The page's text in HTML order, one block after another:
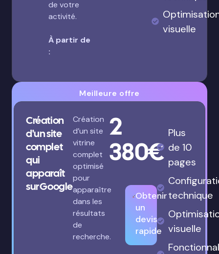
de votre
activité.
À partir de
:
visuelle
Meilleure offre
Création
d'un site
complet
qui
apparaît
sur Google
Création
d’un site
vitrine
complet
optimisé
pour
apparaître
dans les
résultats
de
recherche.
2
380€
Obtenir
un
devis
rapide
Plus
de 10
pages
technique
visuelle